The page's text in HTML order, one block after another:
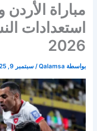
مباراة الأردن
استعدادات
2026
بواسطة Qalamsa
/سبتمبر 9, 2025